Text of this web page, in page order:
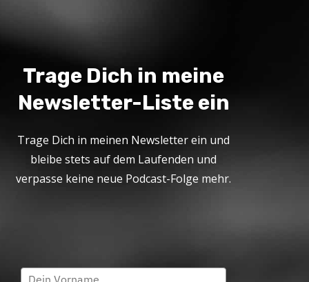
Trage Dich in meine
Newsletter-Liste ein
Trage Dich in meinen Newsletter ein und
bleibe stets auf dem Laufenden und
verpasse keine neue Podcast-Folge mehr.